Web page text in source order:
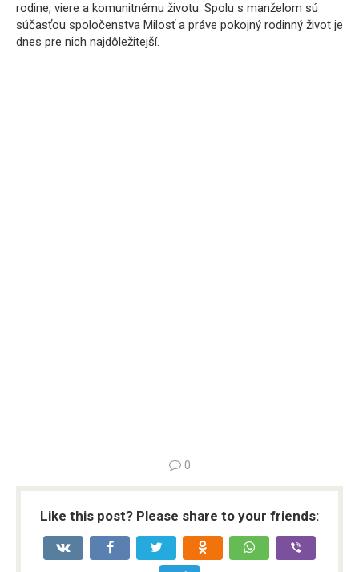
rodine, viere a komunitnému životu. Spolu s manželom sú
súčasťou spoločenstva Milosť a práve pokojný rodinný život je
dnes pre nich najdôležitejší.
0
Like this post? Please share to your friends: